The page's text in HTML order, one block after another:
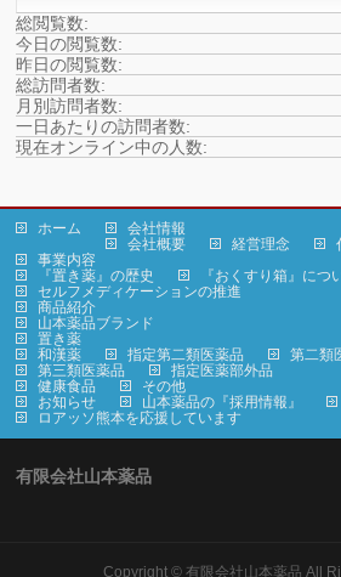
総閲覧数:
今日の閲覧数:
昨日の閲覧数:
総訪問者数:
月別訪問者数:
一日あたりの訪問者数:
現在オンライン中の人数:
ホーム
会社情報
会社概要
経営理念
事業内容
『置き薬』の歴史
『おくすり箱』につ
セルフメディケーションの推進
商品紹介
山本薬品ブランド
置き薬
和漢薬
指定第二類医薬品
第二類
第三類医薬品
指定医薬部外品
健康食品
その他
お知らせ
山本薬品の『採用情報』
ロアッソ熊本を応援しています
有限会社山本薬品
Copyright © 有限会社山本薬品 All